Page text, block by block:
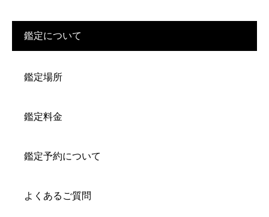
鑑定について
鑑定場所
鑑定料金
鑑定予約について
よくあるご質問